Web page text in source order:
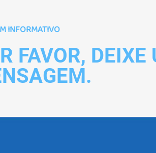
INFORMATIVO
FAVOR, DEIXE